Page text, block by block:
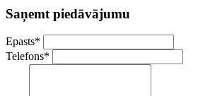
Saņemt piedāvājumu
Epasts*
Telefons*